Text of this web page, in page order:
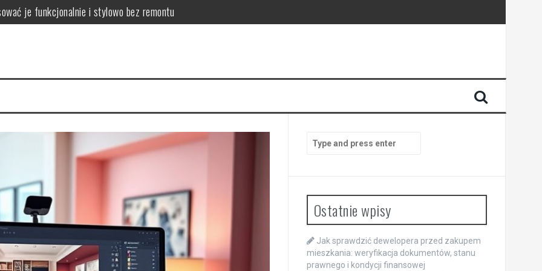
je funkcjonalnie i stylowo bez remontu
przestrzeń, by połączyć komfort i ergonomię
komfortową i funkcjonalną komunikację domową
weryfikacja dokumentów, stanu prawnego i kondycji finansowej
for:
Ostatnie wpisy
Jak sprawdzić dewelopera przed zakupem
mieszkania: weryfikacja dokumentów, stanu
prawnego i kondycji finansowej